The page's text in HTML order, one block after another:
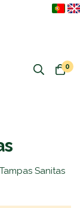
0
Tampas Sanitas